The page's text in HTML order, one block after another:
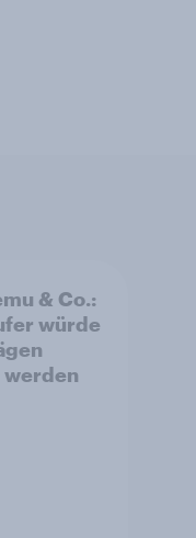
& Co.:
würde